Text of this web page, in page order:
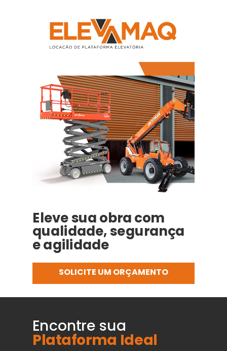
Eleve sua obra com
qualidade, segurança
e agilidade
SOLICITE UM ORÇAMENTO
Encontre sua
Plataforma Ideal